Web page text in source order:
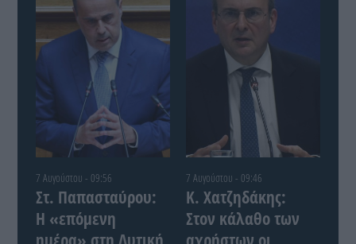
7 Αυγούστου - 09:56
Στ. Παπασταύρου:
Η «επόμενη
7 Αυγούστου - 09:46
Κ. Χατζηδάκης:
Στον κάλαθο των